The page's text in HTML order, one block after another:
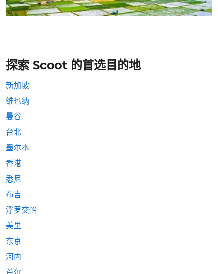
探索 Scoot 的首选目的地
新加坡
维也纳
曼谷
台北
墨尔本
香港
悉尼
布吉
浮罗交怡
美里
东京
河内